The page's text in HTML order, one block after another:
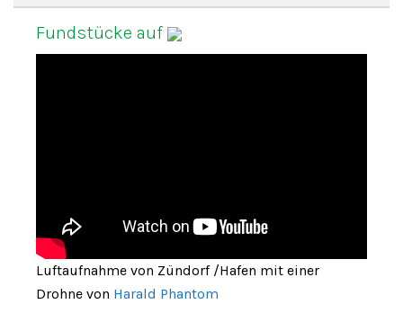
Fundstücke auf
Luftaufnahme von Zündorf /Hafen mit einer
Drohne von Harald Phantom